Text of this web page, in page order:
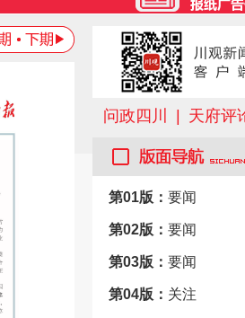
问政四川 天府评
第01版： 要闻
第02版： 要闻
第03版： 要闻
第04版： 关注